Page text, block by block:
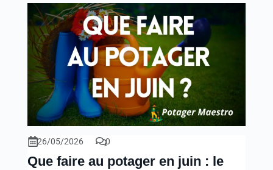
26/05/2026 0
Que faire au potager en juin : le